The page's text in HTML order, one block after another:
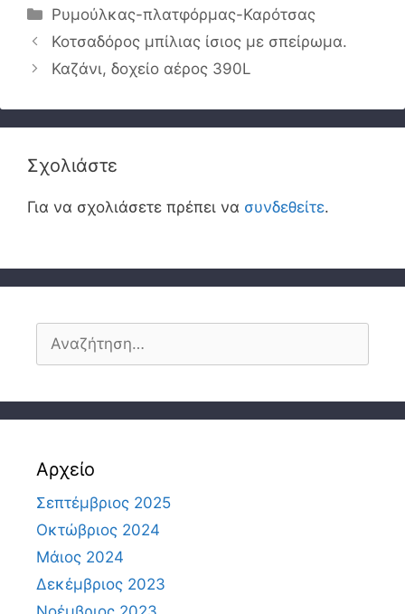
Κατηγορίες
Ρυμούλκας-πλατφόρμας-Καρότσας
Κοτσαδόρος μπίλιας ίσιος με σπείρωμα.
Καζάνι, δοχείο αέρος 390L
Σχολιάστε
Για να σχολιάσετε πρέπει να συνδεθείτε.
Αναζήτηση
Αρχείο
Σεπτέμβριος 2025
Οκτώβριος 2024
Μάιος 2024
Δεκέμβριος 2023